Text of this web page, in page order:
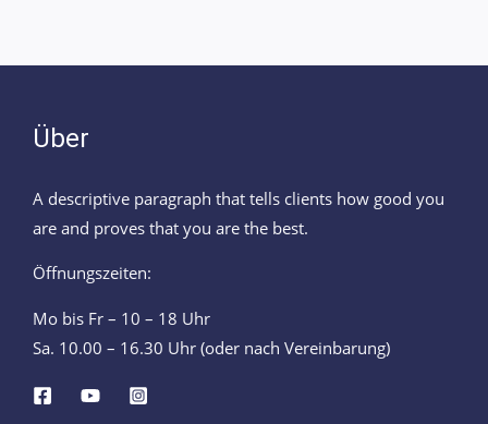
Über
A descriptive paragraph that tells clients how good you
are and proves that you are the best.
Öffnungszeiten:
Mo bis Fr – 10 – 18 Uhr
Sa. 10.00 – 16.30 Uhr (oder nach Vereinbarung)